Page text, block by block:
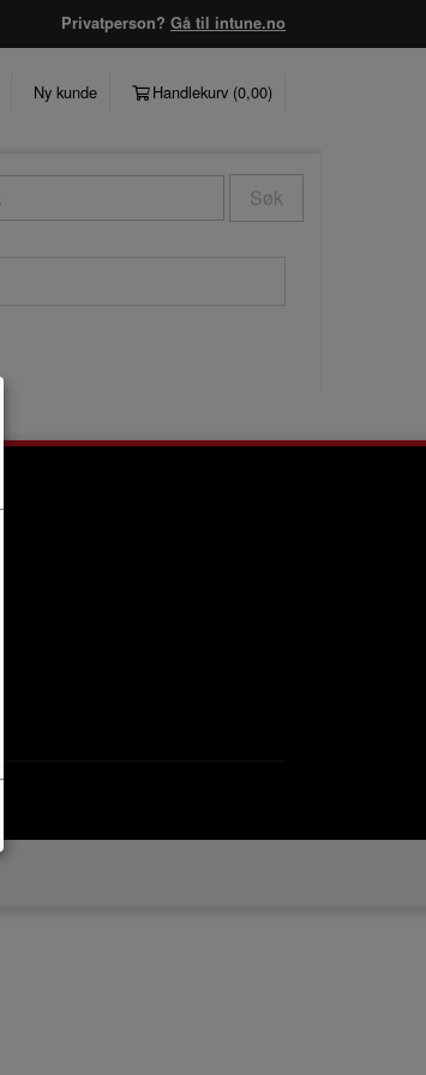
Privatperson? Gå til intune.no
Ny kunde Handlekurv (0,00)
Søk